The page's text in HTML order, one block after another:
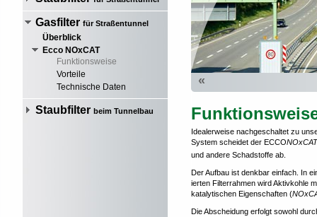
Gasfilter für Straßentunnel
Überblick
Ecco NOxCAT
Funktionsweise
Vorteile
Technische Daten
Staubfilter beim Tunnelbau
«
Idealerweise nachgeschaltet zu
System scheidet der ECCONOxCAT
und andere Schadstoffe ab.
Der Aufbau ist denkbar einfach. In
ierten Filterrahmen wird Aktivkohle
katalytischen Eigenschaften (
Die Abscheidung erfolgt sowohl